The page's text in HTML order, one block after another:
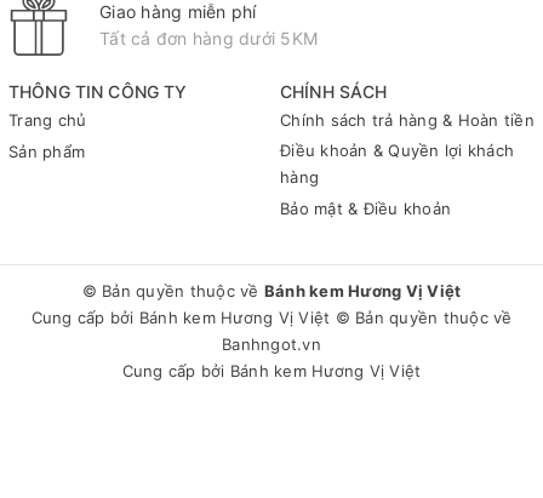
THÔNG TIN CÔNG TY
Trang chủ
Sản phẩm
CHÍNH SÁCH
Chính sách trả hàng & Hoàn tiền
Điều khoản & Quyền lợi khách
hàng
Bảo mật & Điều khoản
Giao hàng miễn phí
Tất cả đơn hàng dưới 5KM
© Bản quyền thuộc về Bánh kem Hương Vị Việt
Cung cấp bởi Bánh kem Hương Vị Việt © Bản quyền thuộc về
Banhngot.vn
Cung cấp bởi Bánh kem Hương Vị Việt